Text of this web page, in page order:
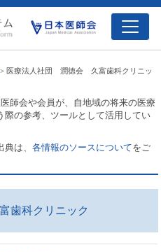
> 医療法人社団 潤徳会 久富歯科クリニッ
師会や会員が、自地域の将来の医療
際の参考、ツールとして活用してい
典は、各情報のソースについてをご
科クリニック